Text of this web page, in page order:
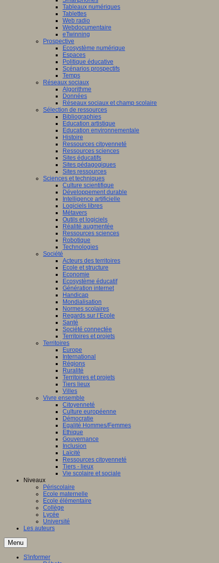
Tableaux numériques
Tablettes
Web radio
Webdocumentaire
eTwinning
Prospective
Ecosystème numérique
Espaces
Politique éducative
Scénarios prospectifs
Temps
Réseaux sociaux
Algorithme
Données
Réseaux sociaux et champ scolaire
Sélection de ressources
Bibliographies
Education artistique
Education environnementale
Histoire
Ressources citoyenneté
Ressources sciences
Sites éducatifs
Sites pédagogiques
Sites ressources
Sciences et techniques
Culture scientifique
Développement durable
Intelligence artificielle
Logiciels libres
Métavers
Outils et logiciels
Réalité augmentée
Ressources sciences
Robotique
Technologies
Société
Acteurs des territoires
Ecole et structure
Economie
Ecosystème éducatif
Génération internet
Handicap
Mondialisation
Normes scolaires
Regards sur l’Ecole
Santé
Société connectée
Territoires et projets
Territoires
Europe
International
Régions
Ruralité
Territoires et projets
Tiers lieux
Villes
Vivre ensemble
Citoyenneté
Culture européenne
Démocratie
Egalité Hommes/Femmes
Ethique
Gouvernance
Inclusion
Laïcité
Ressources citoyenneté
Tiers - lieux
Vie scolaire et sociale
Niveaux
Périscolaire
Ecole maternelle
Ecole élémentaire
Collège
Lycée
Université
Les auteurs
Menu
S'informer